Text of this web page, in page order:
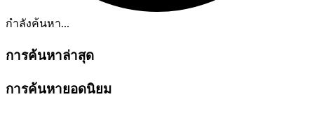
กำลังค้นหา...
การค้นหาล่าสุด
การค้นหายอดนิยม